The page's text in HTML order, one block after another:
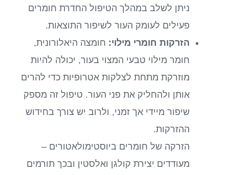
ניתן לשלב במהלך הטיפול החדרת חומרים
פעילים לעומק העור לשיפור התוצאות.
הזרקות חומרי מילוי: חומצה היאלורונית,
חומר מילוי טבעי המצוי בעור, יכולה להיות
מוזרקת מתחת לצלקות אטרופיות כדי להרים
אותן ולהחליק את פני העור. טיפול זה מספק
שיפור מיידי אך זמני, ולרוב יש צורך בחידוש
ההזרקות.
הזרקה של חומרים ביוסטימולאטורים –
מעודדים יצירת קולגן ואלסטין ובכך תורמים